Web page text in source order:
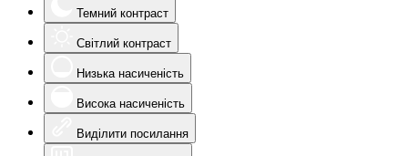
Темний контраст
Світлий контраст
Низька насиченість
Висока насиченість
Виділити посилання